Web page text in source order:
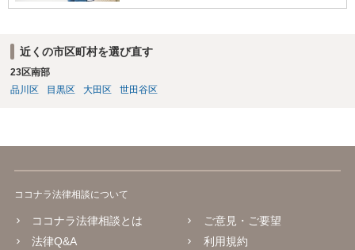
近くの市区町村を選び直す
23区南部
品川区
目黒区 大田区 世田谷区
ココナラ法律相談について
ココナラ法律相談とは
法律Q&A
ご意見・ご要望
利用規約